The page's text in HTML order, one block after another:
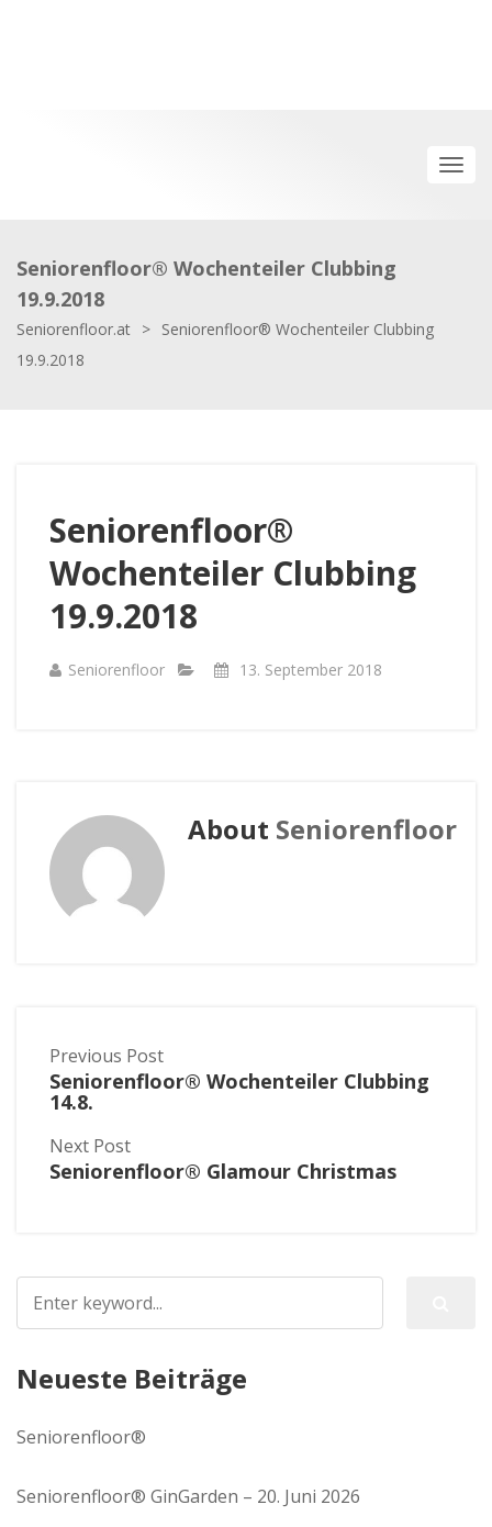
Seniorenfloor® Wochenteiler Clubbing
19.9.2018
Seniorenfloor.at > Seniorenfloor® Wochenteiler Clubbing
19.9.2018
Seniorenfloor®
Wochenteiler Clubbing
19.9.2018
Seniorenfloor 13. September 2018
About Seniorenfloor
Previous Post
Seniorenfloor® Wochenteiler Clubbing
14.8.
Next Post
Seniorenfloor® Glamour Christmas
Neueste Beiträge
Seniorenfloor®
Seniorenfloor® GinGarden – 20. Juni 2026